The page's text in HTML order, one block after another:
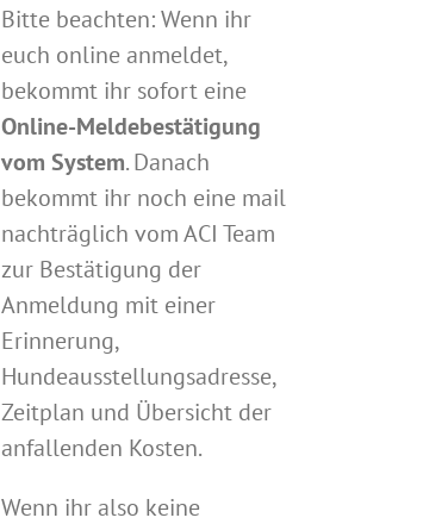
Bitte beachten: Wenn ihr
euch online anmeldet,
bekommt ihr sofort eine
Online-Meldebestätigung
vom System. Danach
bekommt ihr noch eine mail
nachträglich vom ACI Team
zur Bestätigung der
Anmeldung mit einer
Erinnerung,
Hundeausstellungsadresse,
Zeitplan und Übersicht der
anfallenden Kosten.
Wenn ihr also keine